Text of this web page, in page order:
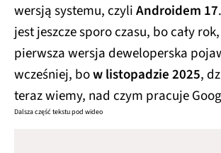
wersją systemu, czyliAndroidem 17
jest jeszcze sporo czasu, bo cały
pierwsza wersja deweloperska
wcześniej, bow listopadzie 2025,
teraz wiemy, nad czym pracuje
Dalsza część tekstu pod wideo